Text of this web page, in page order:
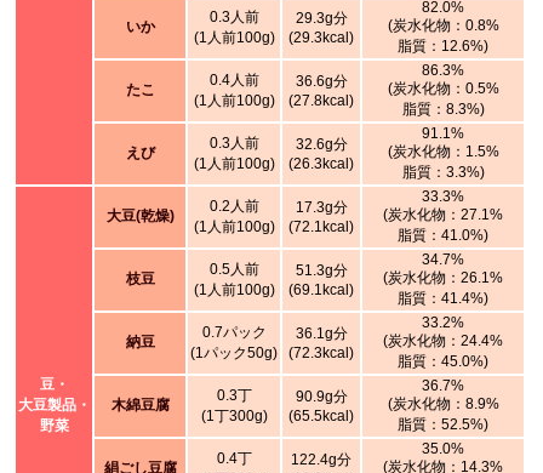
いか
0.3人前
(1人前100g)
29.3g分
(29.3kcal)
82.0%
(炭水化物：0.8%
脂質：12.6%)
たこ
0.4人前
(1人前100g)
36.6g分
(27.8kcal)
86.3%
(炭水化物：0.5%
脂質：8.3%)
えび
0.3人前
(1人前100g)
32.6g分
(26.3kcal)
91.1%
(炭水化物：1.5%
脂質：3.3%)
豆・
大豆製品・
野菜
大豆(乾燥)
0.2人前
(1人前100g)
17.3g分
(72.1kcal)
33.3%
(炭水化物：27.1%
脂質：41.0%)
枝豆
0.5人前
(1人前100g)
51.3g分
(69.1kcal)
34.7%
(炭水化物：26.1%
脂質：41.4%)
納豆
0.7パック
(1パック50g)
36.1g分
(72.3kcal)
33.2%
(炭水化物：24.4%
脂質：45.0%)
木綿豆腐
0.3丁
(1丁300g)
90.9g分
(65.5kcal)
36.7%
(炭水化物：8.9%
脂質：52.5%)
絹ごし豆腐
0.4丁
122.4g分
35.0%
(炭水化物：14.3%